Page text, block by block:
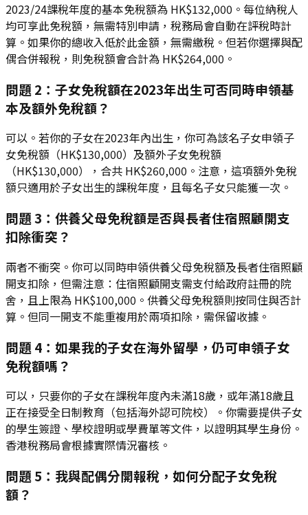
2023/24課稅年度的基本免稅額為 HK$132,000。每位納稅人
均可享此免稅額，無需特別申請，稅務局會自動在評稅時計
算。如果你的總收入低於此金額，無需繳稅。但若你選擇與配
偶合併報稅，則免稅額會合計為 HK$264,000。
問題 2：子女免稅額在2023年出生可否同時申領基
本及額外免稅額？
可以。若你的子女在2023年內出生，你可為該名子女申領子
女免稅額（HK$130,000）及額外子女免稅額
（HK$130,000），合共 HK$260,000。注意，這項額外免稅
額只適用於子女出生的課稅年度，且每名子女只能獲一次。
問題 3：供養父母免稅額是否與長者住宿照顧開支
扣除衝突？
兩者不衝突。你可以同時申領供養父母免稅額及長者住宿照顧
開支扣除，但需注意：住宿照顧開支需支付給政府註冊的院
舍，且上限為 HK$100,000。供養父母免稅額則按同住與否計
算。但同一開支不能重複用於兩項扣除，需保留收據。
問題 4：如果我的子女在海外留學，仍可申領子女
免稅額嗎？
可以，只要你的子女在課稅年度內未滿18歲，或年滿18歲且
正在接受全日制教育（包括海外認可院校）。你需要提供子女
的學生簽證、學校證明或學費單等文件，以證明其學生身份。
香港稅務局會根據實際情況審核。
問題 5：我與配偶分開報稅，如何分配子女免稅
額？